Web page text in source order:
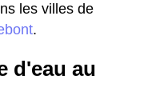
les villes de
.
d'eau au